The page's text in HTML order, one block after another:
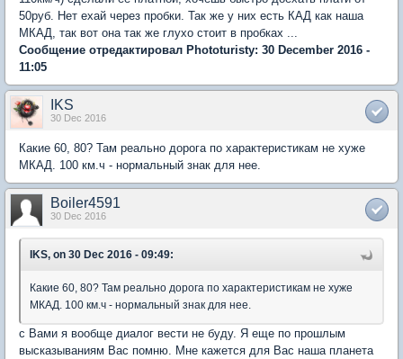
50руб. Нет ехай через пробки. Так же у них есть КАД как наша
МКАД, так вот она так же глухо стоит в пробках ...
Сообщение отредактировал Phototuristy: 30 December 2016 -
11:05
IKS
30 Dec 2016
Какие 60, 80? Там реально дорога по характеристикам не хуже
МКАД. 100 км.ч - нормальный знак для нее.
Boiler4591
30 Dec 2016
IKS, on 30 Dec 2016 - 09:49:
Какие 60, 80? Там реально дорога по характеристикам не хуже
МКАД. 100 км.ч - нормальный знак для нее.
с Вами я вообще диалог вести не буду. Я еще по прошлым
высказываниям Вас помню. Мне кажется для Вас наша планета